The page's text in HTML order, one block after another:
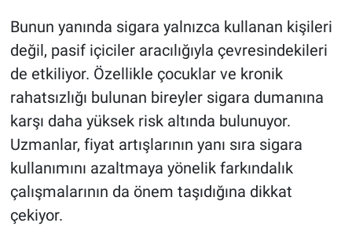
Bunun yanında sigara yalnızca kullanan kişileri
değil, pasif içiciler aracılığıyla çevresindekileri
de etkiliyor. Özellikle çocuklar ve kronik
rahatsızlığı bulunan bireyler sigara dumanına
karşı daha yüksek risk altında bulunuyor.
Uzmanlar, fiyat artışlarının yanı sıra sigara
kullanımını azaltmaya yönelik farkındalık
çalışmalarının da önem taşıdığına dikkat
çekiyor.